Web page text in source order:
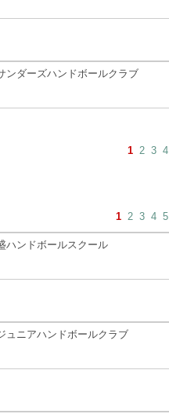
ンダーズハンドボールクラブ
1 2 3 4
1 2 3 4 5
ハンドボールスクール
ュニアハンドボールクラブ